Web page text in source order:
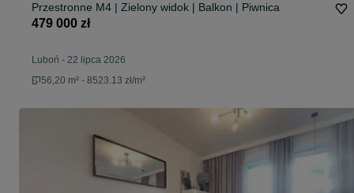
Przestronne M4 | Zielony widok | Balkon | Piwnica
479 000 zł
Luboń - 22 lipca 2026
56,20 m² - 8523.13 zł/m²